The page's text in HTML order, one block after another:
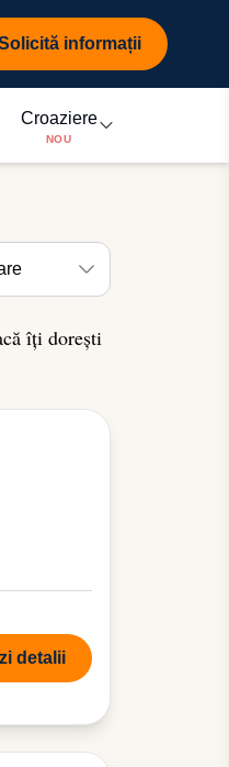
informații
Croaziere
NOU
îți dorești
detalii